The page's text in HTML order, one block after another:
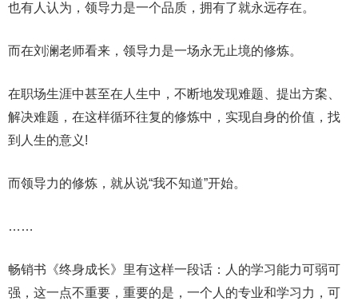
也有人认为，领导力是一个品质，拥有了就永远存在。
而在刘澜老师看来，领导力是一场永无止境的修炼。
在职场生涯中甚至在人生中，不断地发现难题、提出方案、
解决难题，在这样循环往复的修炼中，实现自身的价值，找
到人生的意义!
而领导力的修炼，就从说“我不知道”开始。
……
畅销书《终身成长》里有这样一段话：人的学习能力可弱可
强，这一点不重要，重要的是，一个人的专业和学习力，可